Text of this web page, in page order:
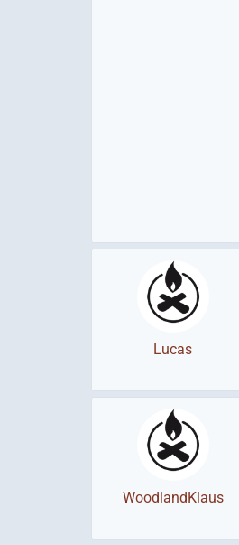
Lucas
WoodlandKlaus